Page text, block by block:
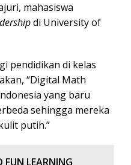
mahasiswa
di University of
pendidikan di kelas
“Digital Math
yang baru
sehingga mereka
putih.”
FUN LEARNING